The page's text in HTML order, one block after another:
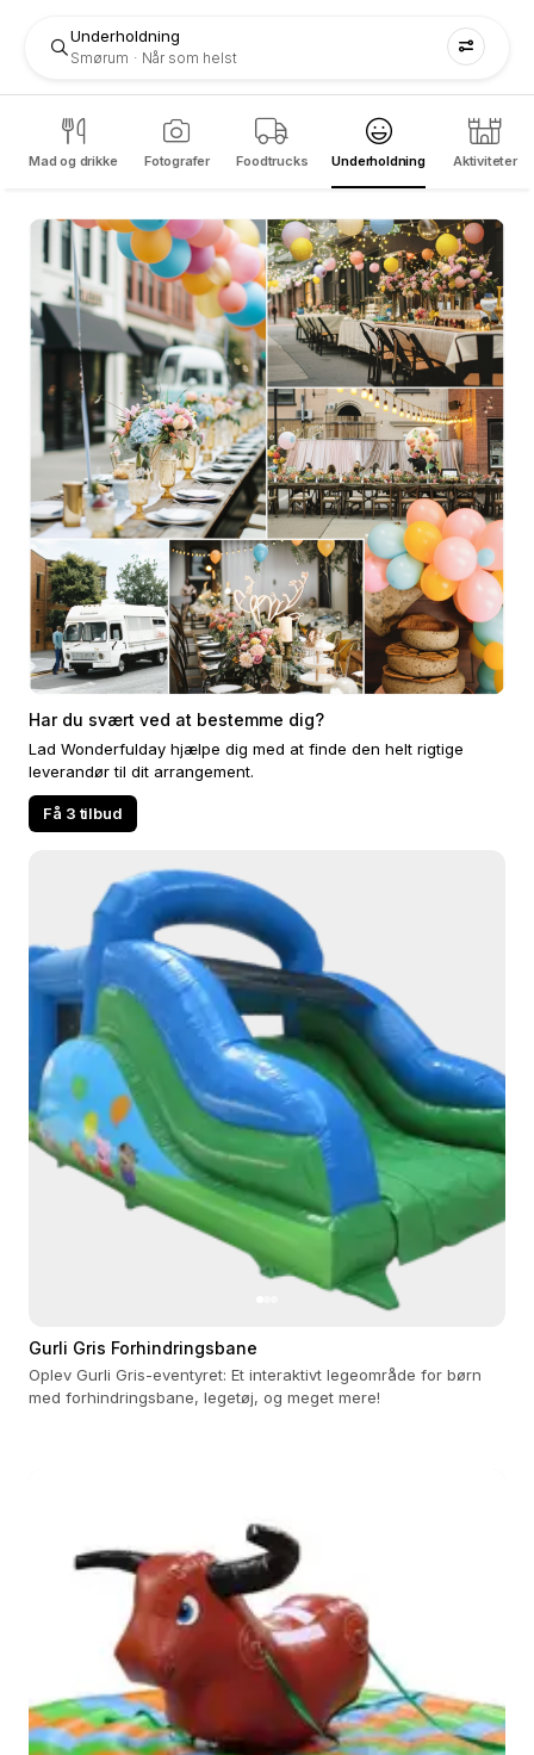
Underholdning
Smørum Når som helst
Mad og drikke Fotografer Foodtrucks Underholdning Aktiviteter
Har du svært ved at bestemme dig?
Lad Wonderfulday hjælpe dig med at finde den helt rigtige
leverandør til dit arrangement.
Få 3 tilbud
Gurli Gris Forhindringsbane
Oplev Gurli Gris-eventyret: Et interaktivt legeområde for børn
med forhindringsbane, legetøj, og meget mere!